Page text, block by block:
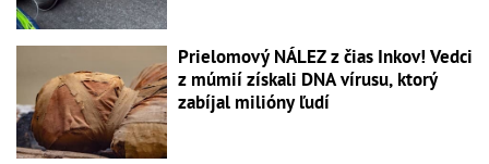
Prielomový NÁLEZ z čias Inkov! Vedci
z múmií získali DNA vírusu, ktorý
zabíjal milióny ľudí